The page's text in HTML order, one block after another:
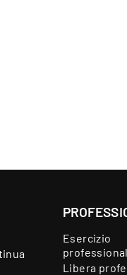
Esercizio
Libera